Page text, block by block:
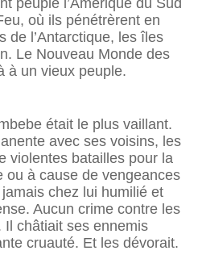
où ils pénétrèrent en
de l’Antarctique, les îles
Le Nouveau Monde des
à un vieux peuple.
était le plus vaillant.
avec ses voisins, les
violentes batailles pour la
ou à cause de vengeances
chez lui humilié et
Aucun crime contre les
châtiait ses ennemis
cruauté. Et les dévorait.